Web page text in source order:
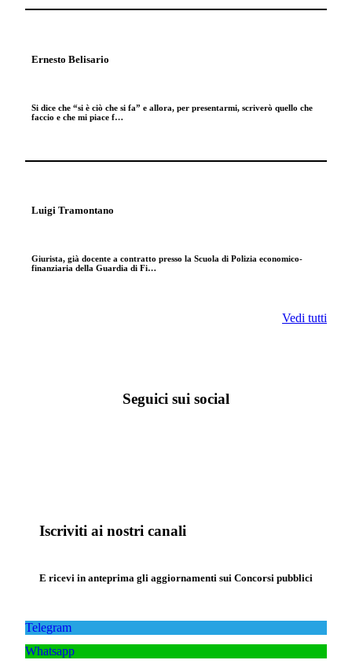
Ernesto Belisario
Si dice che “si è ciò che si fa” e allora, per presentarmi, scriverò quello che
faccio e che mi piace f…
Luigi Tramontano
Giurista, già docente a contratto presso la Scuola di Polizia economico-
finanziaria della Guardia di Fi…
Vedi tutti
Seguici sui social
Iscriviti ai nostri canali
E ricevi in anteprima gli aggiornamenti sui Concorsi pubblici
Telegram
Whatsapp